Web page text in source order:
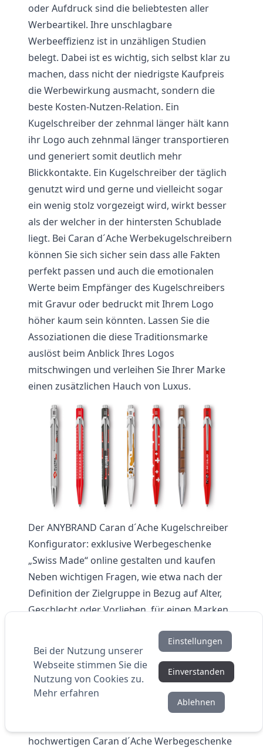
oder Aufdruck sind die beliebtesten aller
Werbeartikel. Ihre unschlagbare
Werbeeffizienz ist in unzähligen Studien
belegt. Dabei ist es wichtig, sich selbst klar zu
machen, dass nicht der niedrigste Kaufpreis
die Werbewirkung ausmacht, sondern die
beste Kosten-Nutzen-Relation. Ein
Kugelschreiber der zehnmal länger hält kann
ihr Logo auch zehnmal länger transportieren
und generiert somit deutlich mehr
Blickkontakte. Ein Kugelschreiber der täglich
genutzt wird und gerne und vielleicht sogar
ein wenig stolz vorgezeigt wird, wirkt besser
als der welcher in der hintersten Schublade
liegt. Bei Caran d´Ache Werbekugelschreibern
können Sie sich sicher sein dass alle Fakten
perfekt passen und auch die emotionalen
Werte beim Empfänger des Kugelschreibers
mit Gravur oder bedruckt mit Ihrem Logo
höher kaum sein könnten. Lassen Sie die
Assoziationen die diese Traditionsmarke
auslöst beim Anblick Ihres Logos
mitschwingen und verleihen Sie Ihrer Marke
einen zusätzlichen Hauch von Luxus.
Der ANYBRAND Caran d´Ache Kugelschreiber
Konfigurator: exklusive Werbegeschenke
„Swiss Made“ online gestalten und kaufen
Neben wichtigen Fragen, wie etwa nach der
Definition der Zielgruppe in Bezug auf Alter,
Geschlecht oder Vorlieben, für einen Marken
Caran d´Ache und dessen Ziel können
zusätzliche Faktoren helfen ihm den nötigen
Feinschliff zu verleihen. Nutzen Sie das Wissen
über die persönliche Ansprache und
kombinieren Sie es mit anlassbezogenen
hochwertigen Caran d´Ache Werbegeschenke
Bei der Nutzung unserer
Webseite stimmen Sie die
Nutzung von Cookies zu.
Mehr erfahren
Einstellungen
Einverstanden
Ablehnen